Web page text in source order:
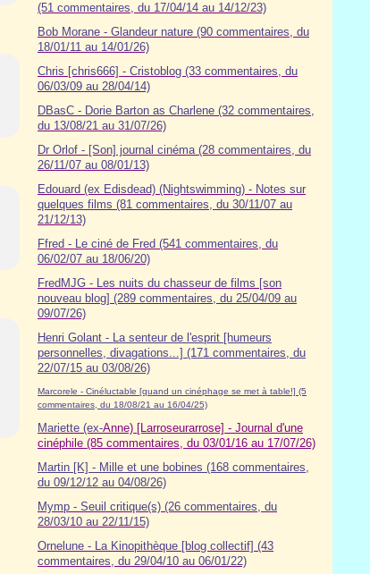
(51 commentaires, du 17/04/14 au 14/12/23)
Bob Morane - Glandeur nature (90 commentaires, du
18/01/11 au 14/01/26)
Chris [chris666] - Cristoblog (33 commentaires, du
06/03/09 au 28/04/14)
DBasC - Dorie Barton as Charlene (32 commentaires,
du 13/08/21 au 31/07/26)
Dr Orlof - [Son] journal cinéma (28 commentaires, du
26/11/07 au 08/01/13)
Edouard (ex Edisdead) (Nightswimming) - Notes sur
quelques films (81 commentaires, du 30/11/07 au
21/12/13)
Ffred - Le ciné de Fred (541 commentaires, du
06/02/07 au 18/06/20)
FredMJG - Les nuits du chasseur de films [son
nouveau blog] (289 commentaires, du 25/04/09 au
09/07/26)
Henri Golant - La senteur de l'esprit [humeurs
personnelles, divagations...] (171 commentaires, du
22/07/15 au 03/08/26)
Marcorele - Cinéluctable [quand un cinéphage se met à table!] (5
commentaires, du 18/08/21 au 16/04/25)
Mariette (ex-Anne) [Larroseurarrose] - Journal d'une
cinéphile (85 commentaires, du 03/01/16 au 17/07/26)
Martin [K] - Mille et une bobines (168 commentaires,
du 09/12/12 au 04/08/26)
Mymp - Seuil critique(s) (26 commentaires, du
28/03/10 au 22/11/15)
Ornelune - La Kinopithèque [blog collectif] (43
commentaires, du 29/04/10 au 06/01/22)